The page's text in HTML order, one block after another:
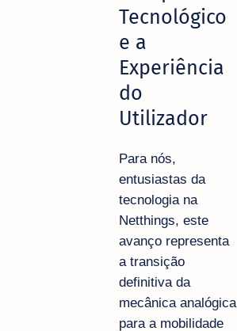
Tecnológico
e a
Experiência
do
Utilizador
Para nós,
entusiastas da
tecnologia na
Netthings, este
avanço representa
a transição
definitiva da
mecânica analógica
para a mobilidade